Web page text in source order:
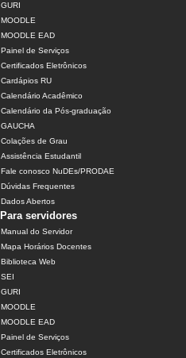
GURI
MOODLE
MOODLE EAD
Painel de Serviços
Certificados Eletrônicos
Cardápios RU
Calendário Acadêmico
Calendário da Pós-graduação
GAUCHA
Colações de Grau
Assistência Estudantil
Fale conosco NuDEs/PRODAE
Dúvidas Frequentes
Dados Abertos
Para servidores
Manual do Servidor
Mapa Horários Docentes
Biblioteca Web
SEI
GURI
MOODLE
MOODLE EAD
Painel de Serviços
Certificados Eletrônicos